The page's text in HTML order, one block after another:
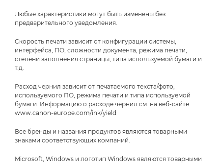
Любые характеристики могут быть изменены без
предварительного уведомления.
Скорость печати зависит от конфигурации системы,
интерфейса, ПО, сложности документа, режима печати,
степени заполнения страницы, типа используемой бумаги и
т.д.
Расход чернил зависит от печатаемого текста/фото,
используемого ПО, режима печати и типа используемой
бумаги. Информацию о расходе чернил см. на веб-сайте
www.canon-europe.com/ink/yield
Все бренды и названия продуктов являются товарными
знаками соответствующих компаний.
Microsoft, Windows и логотип Windows являются товарными